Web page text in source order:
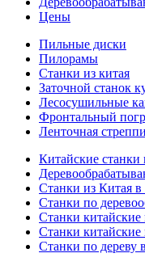
Цены
Пильные диски
Пилорамы
Станки из китая
Заточной станок
Лесосушильные
Фронтальный
Ленточная
Китайские станки
Станки из Китая
Станки по
Станки китайские
Станки китайские
Станки по дереву